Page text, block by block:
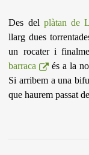
Des del plàtan de
llarg dues
un rocater i
barraca
és a la
Si arribem a una
que haurem passat